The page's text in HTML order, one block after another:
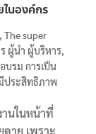
นองค์กร
The super
ผู้นำ ผู้บริหาร,
บรม การเป็น
ประสิทธิภาพ
นในหน้าที่
าย เพราะ